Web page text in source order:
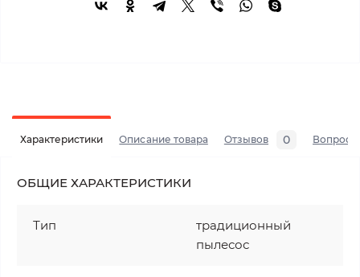
Характеристики Описание товара Отзывов 0 Вопросы
ОБЩИЕ ХАРАКТЕРИСТИКИ
Тип
традиционный
пылесос